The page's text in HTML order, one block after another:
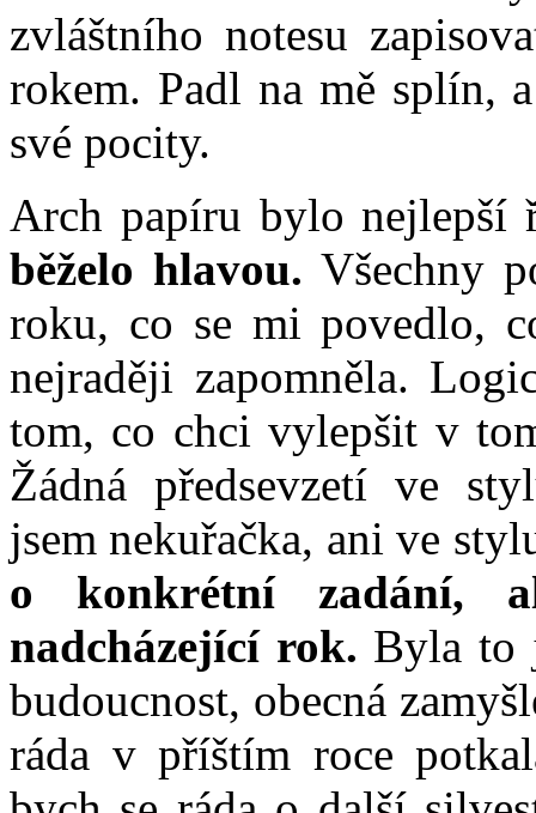
zvláštního notesu
rokem. Padl na mě splín,
své pocity.
Arch papíru bylo nejlepší
běželo hlavou. Všechny
roku, co se mi povedlo,
nejraději zapomněla.
tom, co chci vylepšit v
Žádná předsevzetí ve
jsem nekuřačka, ani ve
o konkrétní zadání,
nadcházející rok. Byla to
budoucnost, obecná
ráda v příštím roce